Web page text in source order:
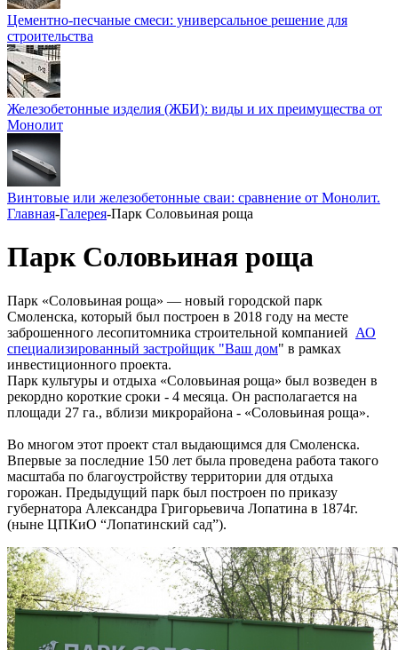
Цементно-песчаные смеси: универсальное решение для
строительства
Железобетонные изделия (ЖБИ): виды и их преимущества от
Монолит
Винтовые или железобетонные сваи: сравнение от Монолит.
Главная-Галерея-Парк Соловьиная роща
Парк Соловьиная роща
Парк «Соловьиная роща» — новый городской парк
Смоленска, который был построен в 2018 году на месте
заброшенного лесопитомника строительной компанией АО
специализированный застройщик "Ваш дом" в рамках
инвестиционного проекта.
Парк культуры и отдыха «Соловьиная роща» был возведен в
рекордно короткие сроки - 4 месяца. Он располагается на
площади 27 га., вблизи микрорайона - «Соловьиная роща».
Во многом этот проект стал выдающимся для Смоленска.
Впервые за последние 150 лет была проведена работа такого
масштаба по благоустройству территории для отдыха
горожан. Предыдущий парк был построен по приказу
губернатора Александра Григорьевича Лопатина в 1874г.
(ныне ЦПКиО “Лопатинский сад”).